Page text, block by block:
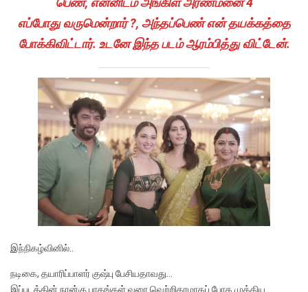
எப்போது வருமென்றார் ?, அந்தப்பெண் என் தயக்கத்தை
போக்கிவிட்டார். உடனே இந்த படம் ஆரம்பித்து விட்டேன்.
இந்நிகழ்வினில்..
நடிகை, தயாரிப்பாளர் குஷ்பு பேசியதாவது…
இப்படத்தின் நான்கு பாகங்கள் வரை வெற்றிகரமாகப் போக முக்கிய